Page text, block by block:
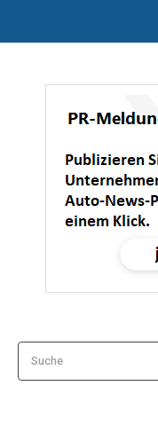
Suche